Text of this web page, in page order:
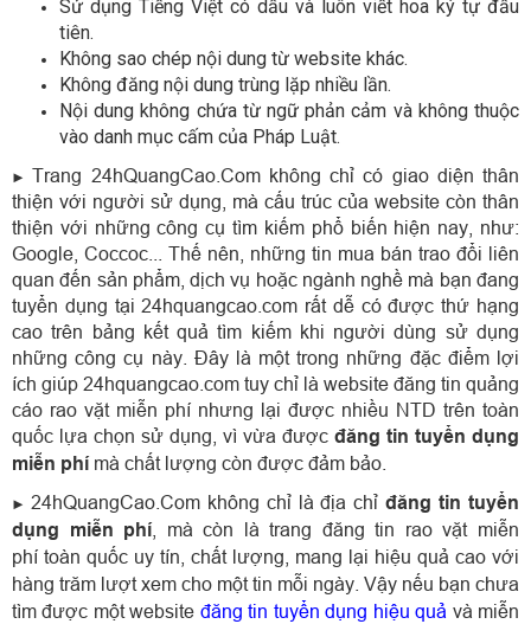
Sử dụng Tiếng Việt có dấu và luôn viết hoa ký tự đầu
tiên.
Không sao chép nội dung từ website khác.
Không đăng nội dung trùng lặp nhiều lần.
Nội dung không chứa từ ngữ phản cảm và không thuộc
vào danh mục cấm của Pháp Luật.
► Trang 24hQuangCao.Com không chỉ có giao diện thân
thiện với người sử dụng, mà cấu trúc của website còn thân
thiện với những công cụ tìm kiếm phổ biến hiện nay, như:
Google, Coccoc... Thế nên, những tin mua bán trao đổi liên
quan đến sản phẩm, dịch vụ hoặc ngành nghề mà bạn đang
tuyển dụng tại 24hquangcao.com rất dễ có được thứ hạng
cao trên bảng kết quả tìm kiếm khi người dùng sử dụng
những công cụ này. Đây là một trong những đặc điểm lợi
ích giúp 24hquangcao.com tuy chỉ là website đăng tin quảng
cáo rao vặt miễn phí nhưng lại được nhiều NTD trên toàn
quốc lựa chọn sử dụng, vì vừa được đăng tin tuyển dụng
miễn phímà chất lượng còn được đảm bảo.
► 24hQuangCao.Com không chỉ là địa chỉđăng tin tuyển
dụng miễn phí, mà còn là trang đăng tin rao vặt miễn
phí toàn quốc uy tín, chất lượng, mang lại hiệu quả cao với
hàng trăm lượt xem cho một tin mỗi ngày. Vậy nếu bạn chưa
tìm được một website đăng tin tuyển dụng hiệu quả và miễn